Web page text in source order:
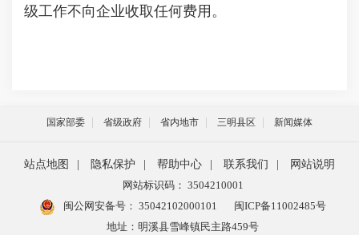
级工作不向企业收取任何费用。
国家部委 省级政府 省内地市 三明县区 新闻媒体
站点地图 隐私保护 帮助中心 联系我们
网站说明
网站标识码： 3504210001
闽公网安备号： 35042102000101
闽ICP备11002485号
地址：明溪县雪峰镇民主路459号